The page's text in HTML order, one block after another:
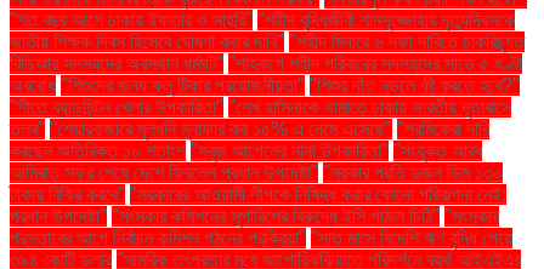
"শত বছর আগে ঢাকায় ইফতার ও সাহ্‌রি" "শহীদ বুদ্ধিজীবী শামসুজ্জোহার মৃত্যুদিবসকে
জাতীয় শিক্ষক দিবস হিসেবে ঘোষণা করার দাবি" "শহীদ মিনারে ৬ দফা দাবিতে চাকরিচ্যুত
বিডিআর সদস্যদের অবস্থান ধর্মঘট" "শাহবাগে শহীদ পরিবারের সদস্যদের সাড়ে ৫ ঘণ্টা
অবরোধ "শিশুদের জন্য ফ্লু টিকার প্রয়োজনীয়তা" "শিশুর দাঁত নড়লে কী করতে হবে?"
"শীতে ব্যাডমিন্টন খেলার উপকারিতা" "শেখ হাসিনাকে থামাতে ঢাকায় ভারতীয় দূতাবাসে
তলব" "শেয়ারবাজারে মূলধনি মুনাফার কর ১৫% এ নেমে এসেছে" "শ্রমিকেরা দাবি
করছেন অতিরিক্ত ১০ শতাংশ "সবুজ আপেলের নানা উপকারিতা" "সংযুক্ত আরব
আমিরাত সফর শেষে দেশে ফিরলেন প্রধান উপদেষ্টা" "সরকার প্রতি ডজন ডিম ১৩০
টাকায় বিক্রি করবে" "সরকারের আওয়ামী লীগকে নিষিদ্ধ করার কোনো পরিকল্পনা নেই:
প্রধান উপদেষ্টা" "সংস্কার কমিশনের সুপারিশের বিরুদ্ধে ইসি পাঠাল চিঠি" "সংস্কার
প্রস্তাবের আগে নির্বাচন কমিশন গঠনের প্রক্রিয়া" "সাত মাসে বিদেশি ঋণ বৃদ্ধি পেয়ে
৩৯৪ কোটি ডলার "সামরিক তৎপরতার মুখে জাপোরিঝঝিয়াতে পরিদর্শনে ব্যর্থ আইএইএর